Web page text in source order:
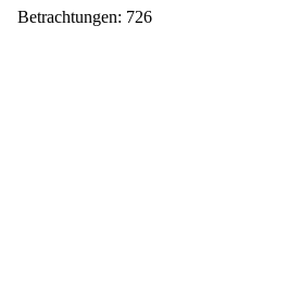
Betrachtungen: 726